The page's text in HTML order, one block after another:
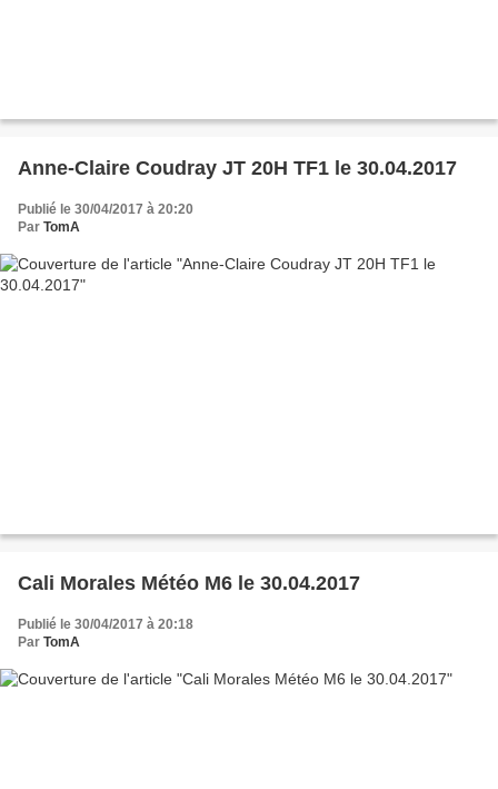
Anne-Claire Coudray JT 20H TF1 le 30.04.2017
Publié le 30/04/2017 à 20:20
Par TomA
Cali Morales Météo M6 le 30.04.2017
Publié le 30/04/2017 à 20:18
Par TomA